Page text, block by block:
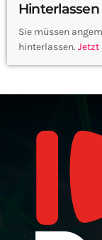
Sie müssen
hinterlassen. Jetzt